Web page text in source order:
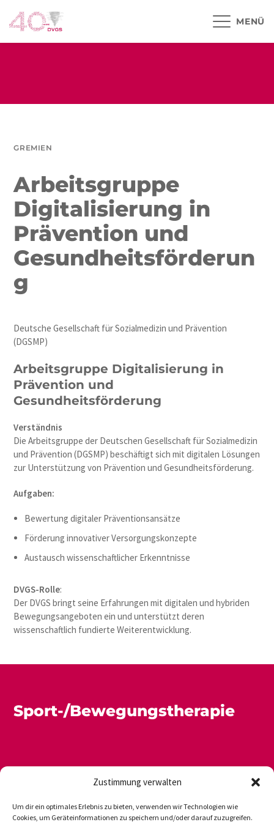
Zustimmung verwalten
Um dir ein optimales Erlebnis zu bieten, verwenden wir Technologien wie
Cookies, um Geräteinformationen zu speichern und/oder darauf zuzugreifen.
GREMIEN
Arbeitsgruppe
Digitalisierung in
Prävention und
Gesundheitsförderun
g
Deutsche Gesellschaft für Sozialmedizin und Prävention
(DGSMP)
Arbeitsgruppe Digitalisierung in
Prävention und
Gesundheitsförderung
Verständnis
Die Arbeitsgruppe der Deutschen Gesellschaft für Sozialmedizin
und Prävention (DGSMP) beschäftigt sich mit digitalen Lösungen
zur Unterstützung von Prävention und Gesundheitsförderung.
Aufgaben:
Bewertung digitaler Präventionsansätze
Förderung innovativer Versorgungskonzepte
Austausch wissenschaftlicher Erkenntnisse
DVGS-Rolle:
Der DVGS bringt seine Erfahrungen mit digitalen und hybriden
Bewegungsangeboten ein und unterstützt deren
wissenschaftlich fundierte Weiterentwicklung.
Sport-/Bewegungstherapie
MENÜ